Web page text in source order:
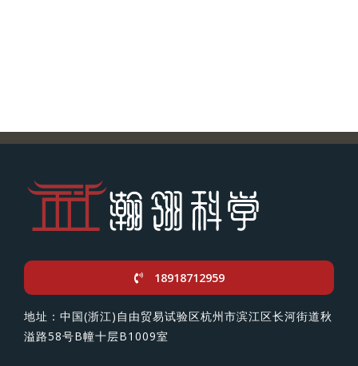
18918712959
地址：中国(浙江)自由贸易试验区杭州市滨江区长河街道秋
溢路58号B幢十层B1009室